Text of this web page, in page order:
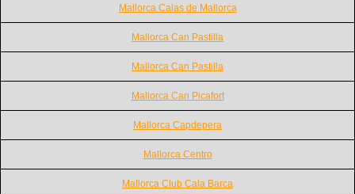
Mallorca Calas de Mallorca
Mallorca Can Pastilla
Mallorca Can Pastilla
Mallorca Can Picafort
Mallorca Capdepera
Mallorca Centro
Mallorca Club Cala Barca